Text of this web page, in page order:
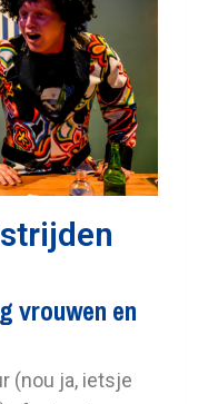
vrouwen en
(nou ja, ietsje